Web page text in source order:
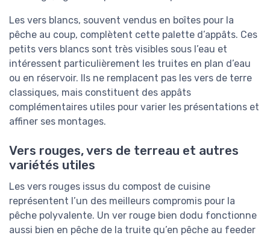
Les vers blancs, souvent vendus en boîtes pour la
pêche au coup, complètent cette palette d’appâts. Ces
petits vers blancs sont très visibles sous l’eau et
intéressent particulièrement les truites en plan d’eau
ou en réservoir. Ils ne remplacent pas les vers de terre
classiques, mais constituent des appâts
complémentaires utiles pour varier les présentations et
affiner ses montages.
Vers rouges, vers de terreau et autres
variétés utiles
Les vers rouges issus du compost de cuisine
représentent l’un des meilleurs compromis pour la
pêche polyvalente. Un ver rouge bien dodu fonctionne
aussi bien en pêche de la truite qu’en pêche au feeder